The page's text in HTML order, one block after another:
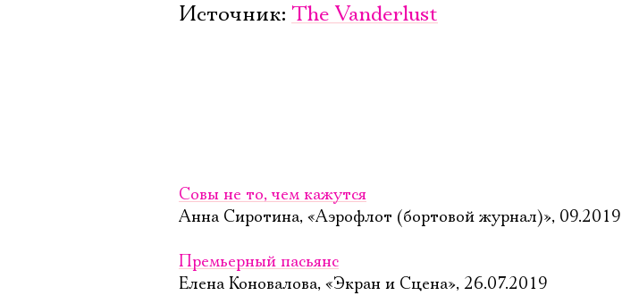
Источник: The Vanderlust
Совы не то, чем кажутся
Анна Сиротина, «Аэрофлот (бортовой журнал)», 09.2019
Премьерный пасьянс
Елена Коновалова, «Экран и Сцена», 26.07.2019